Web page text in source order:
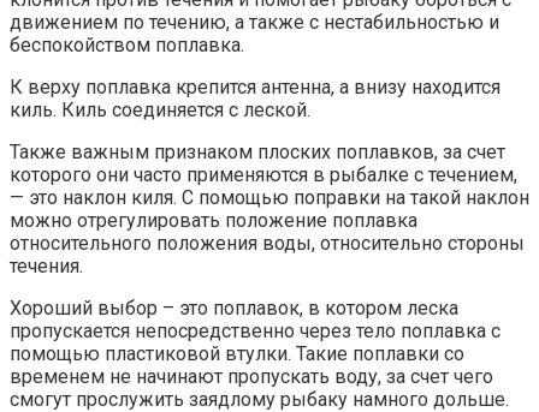
движением по течению, а также с нестабильностью и
беспокойством поплавка.
К верху поплавка крепится антенна, а внизу находится
киль. Киль соединяется с леской.
Также важным признаком плоских поплавков, за счет
которого они часто применяются в рыбалке с течением,
— это наклон киля. С помощью поправки на такой наклон
можно отрегулировать положение поплавка
относительного положения воды, относительно стороны
течения.
Хороший выбор – это поплавок, в котором леска
пропускается непосредственно через тело поплавка с
помощью пластиковой втулки. Такие поплавки со
временем не начинают пропускать воду, за счет чего
смогут прослужить заядлому рыбаку намного дольше.